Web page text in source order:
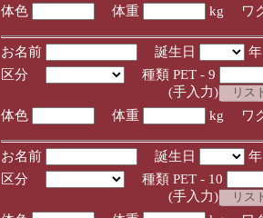
体色
体重 kg ワ
お名前 誕生日
区分
種類 PET - 9
(手入力)
体色
体重 kg ワ
お名前 誕生日
区分
種類 PET - 10
(手入力)